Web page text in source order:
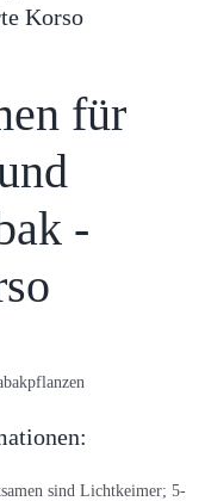
Korso
für
-
sind Lichtkeimer; 5-